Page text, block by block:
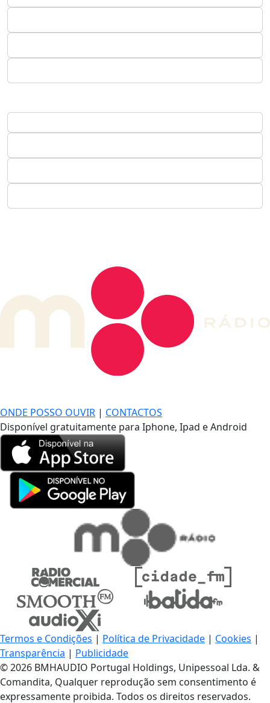
ONDE POSSO OUVIR | CONTACTOS
Disponível gratuitamente para Iphone, Ipad e Android
Termos e Condições | Política de Privacidade | Cookies |
Transparência | Publicidade
© 2026 BMHAUDIO Portugal Holdings, Unipessoal Lda. &
Comandita, Qualquer reprodução sem consentimento é
expressamente proibida. Todos os direitos reservados.